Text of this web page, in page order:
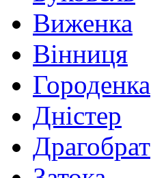
Виженка
Вінниця
Городенка
Дністер
Драгобрат